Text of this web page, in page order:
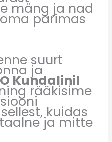
mäng ja nad
parimas
suurt
ja
Kundalinil
ning rääkisime
kuidas
ja mitte